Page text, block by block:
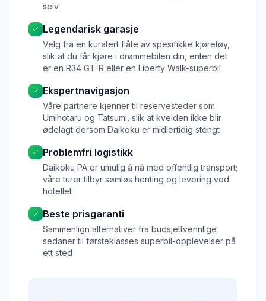
selv
Legendarisk garasje
Velg fra en kuratert flåte av spesifikke kjøretøy,
slik at du får kjøre i drømmebilen din, enten det
er en R34 GT-R eller en Liberty Walk-superbil
Ekspertnavigasjon
Våre partnere kjenner til reservesteder som
Umihotaru og Tatsumi, slik at kvelden ikke blir
ødelagt dersom Daikoku er midlertidig stengt
Problemfri logistikk
Daikoku PA er umulig å nå med offentlig transport;
våre turer tilbyr sømløs henting og levering ved
hotellet
Beste prisgaranti
Sammenlign alternativer fra budsjettvennlige
sedaner til førsteklasses superbil-opplevelser på
ett sted